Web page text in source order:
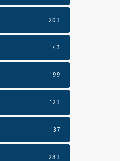
203
143
199
123
37
283